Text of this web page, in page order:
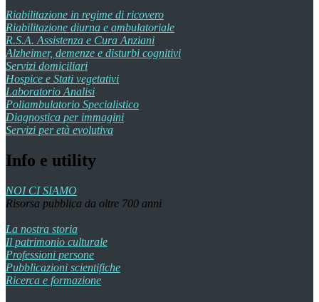
Riabilitazione in regime di ricovero
Riabilitazione diurna e ambulatoriale
R.S.A. Assistenza e Cura Anziani
Alzheimer, demenze e disturbi cognitivi
Servizi domiciliari
Hospice e Stati vegetativi
Laboratorio Analisi
Poliambulatorio Specialistico
Diagnostica per immagini
Servizi per età evolutiva
Info e utility
NOI CI SIAMO
Risorsa pubblica da oltre 700 anni
La nostra storia
Il patrimonio culturale
Professioni persone
Pubblicazioni scientifiche
Ricerca e formazione